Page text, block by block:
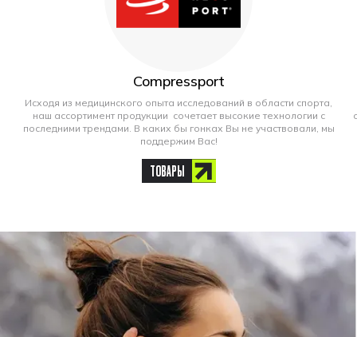
Compressport
Исходя из медицинского опыта исследований в области спорта,
наш ассортимент продукции сочетает высокие технологии с
последними трендами. В каких бы гонках Вы не участвовали, мы
поддержим Вас!
ТОВАРЫ